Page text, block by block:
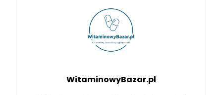
WitaminowyBazar.pl